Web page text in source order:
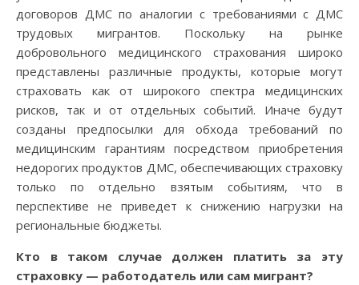
договоров ДМС по аналогии с требованиями с ДМС
трудовых мигрантов. Поскольку на рынке
добровольного медицинского страхования широко
представлены различные продукты, которые могут
страховать как от широкого спектра медицинских
рисков, так и от отдельных событий. Иначе будут
созданы предпосылки для обхода требований по
медицинским гарантиям посредством приобретения
недорогих продуктов ДМС, обеспечивающих страховку
только по отдельно взятым событиям, что в
перспективе не приведет к снижению нагрузки на
региональные бюджеты.
Кто в таком случае должен платить за эту
страховку — работодатель или сам мигрант?